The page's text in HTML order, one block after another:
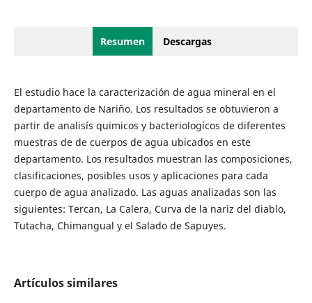
Resumen Descargas
El estudio hace la caracterización de agua mineral en el
departamento de Nariño. Los resultados se obtuvieron a
partir de analisís quimicos y bacteriologícos de diferentes
muestras de de cuerpos de agua ubicados en este
departamento. Los resultados muestran las composiciones,
clasificaciones, posibles usos y aplicaciones para cada
cuerpo de agua analizado. Las aguas analizadas son las
siguientes: Tercan, La Calera, Curva de la nariz del diablo,
Tutacha, Chimangual y el Salado de Sapuyes.
Artículos similares